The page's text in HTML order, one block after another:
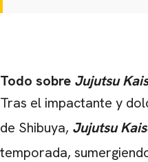
Todo sobre Jujutsu
Tras el impactante y
de Shibuya, Jujutsu
temporada,